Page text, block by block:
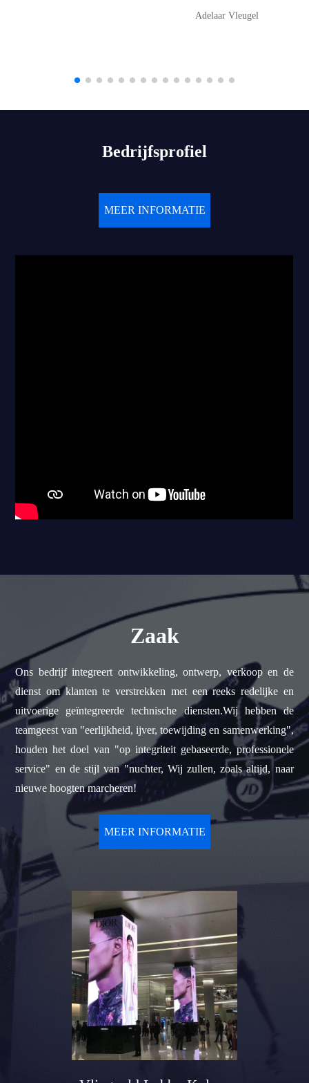
Adelaar Vleugel
Bedrijfsprofiel
MEER INFORMATIE
Zaak
Ons bedrijf integreert ontwikkeling, ontwerp, verkoop en de
dienst om klanten te verstrekken met een reeks redelijke en
uitvoerige geïntegreerde technische diensten.Wij hebben de
teamgeest van "eerlijkheid, ijver, toewijding en samenwerking",
houden het doel van "op integriteit gebaseerde, professionele
service" en de stijl van "nuchter, Wij zullen, zoals altijd, naar
nieuwe hoogten marcheren!
MEER INFORMATIE